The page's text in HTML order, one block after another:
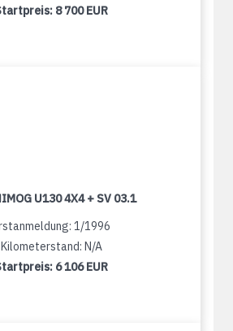
8 700 EUR
U130 4X4 + SV 03.1
1/1996
Kilometerstand: N/A
6 106 EUR